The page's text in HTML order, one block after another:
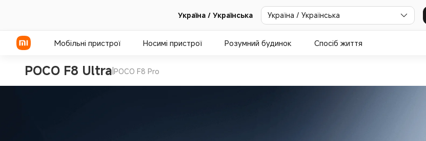
Україна / Українська Україна / Українська
Мобільні пристрої Носимі пристрої Розумний будинок Спосіб життя
POCO F8 Ultra|POCO F8 Pro